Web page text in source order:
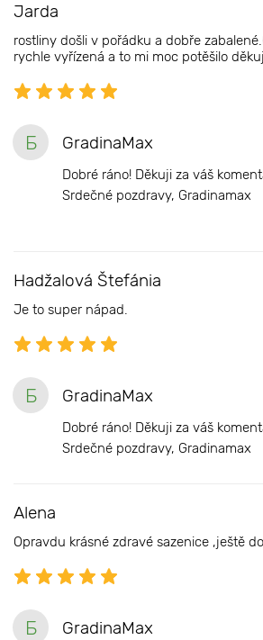
Jarda
rostliny došli v pořádku a dobře
rychle vyřízená a to mi moc potěšilo
Б GradinaMax
Dobré ráno! Děkuji za váš
Srdečné pozdravy, Gradinamax
Hadžalová Štefánia
Je to super nápad.
Б GradinaMax
Dobré ráno! Děkuji za váš
Srdečné pozdravy, Gradinamax
Alena
Opravdu krásné zdravé sazenice ,ještě
Б GradinaMax